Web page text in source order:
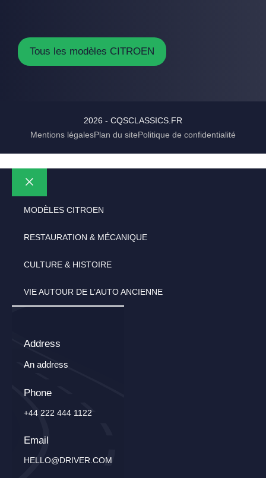
Tous les modèles CITROEN
2026 - CQSCLASSICS.FR
Mentions légalesPlan du sitePolitique de confidentialité
Fermer
MODÈLES CITROEN
RESTAURATION & MÉCANIQUE
CULTURE & HISTOIRE
VIE AUTOUR DE L’AUTO ANCIENNE
Address
An address
Phone
+44 222 444 1122
Email
HELLO@DRIVER.COM